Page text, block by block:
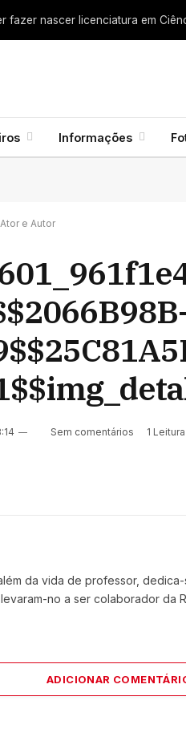
Informações
e Autor
Sem comentários 1
da vida de professor,
no a ser colaborador da
ADICIONAR